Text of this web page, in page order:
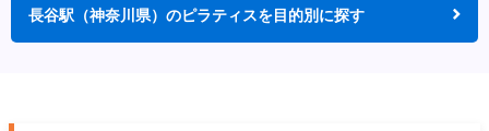
長谷駅（神奈川県）のピラティスを目的別に探す